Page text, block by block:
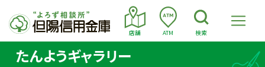
店舗 ATM 検索
たんようギャラリー